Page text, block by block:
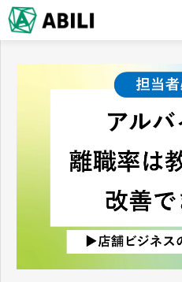
サービ
オンラ
導入
セミナー・
できるをふ